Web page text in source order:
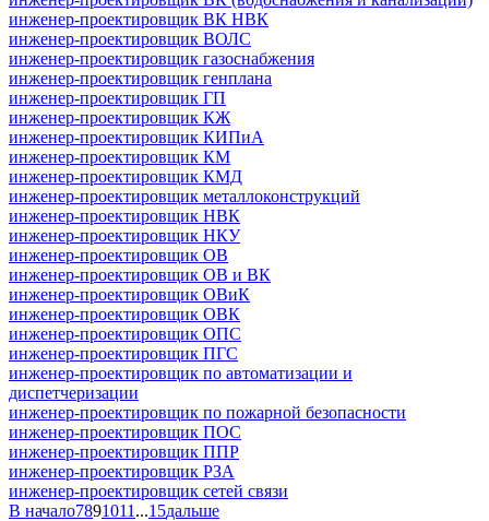
инженер-проектировщик ВК НВК
инженер-проектировщик ВОЛС
инженер-проектировщик газоснабжения
инженер-проектировщик генплана
инженер-проектировщик ГП
инженер-проектировщик КЖ
инженер-проектировщик КИПиА
инженер-проектировщик КМ
инженер-проектировщик КМД
инженер-проектировщик металлоконструкций
инженер-проектировщик НВК
инженер-проектировщик НКУ
инженер-проектировщик ОВ
инженер-проектировщик ОВ и ВК
инженер-проектировщик ОВиК
инженер-проектировщик ОВК
инженер-проектировщик ОПС
инженер-проектировщик ПГС
инженер-проектировщик по автоматизации и
диспетчеризации
инженер-проектировщик по пожарной безопасности
инженер-проектировщик ПОС
инженер-проектировщик ППР
инженер-проектировщик РЗА
инженер-проектировщик сетей связи
В начало7891011 ...15дальше